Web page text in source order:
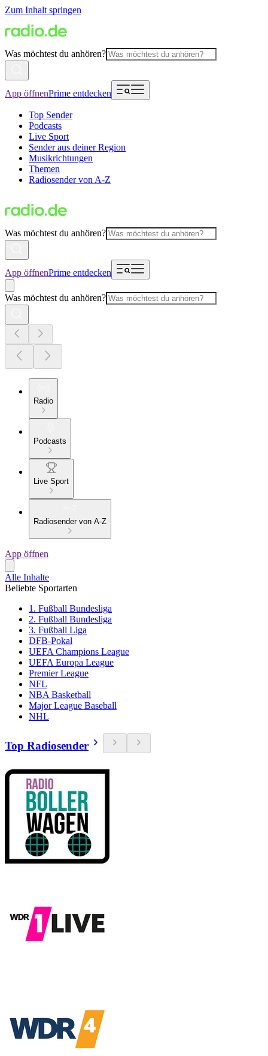
Zum Inhalt springen
Was möchtest du anhören?
App öffnenPrime entdecken
Top Sender
Podcasts
Live Sport
Sender aus deiner Region
Musikrichtungen
Themen
Radiosender von A-Z
Was möchtest du anhören?
App öffnenPrime entdecken
Was möchtest du anhören?
Radio
Podcasts
Live Sport
Radiosender von A-Z
App öffnen
Alle Inhalte
Beliebte Sportarten
1. Fußball Bundesliga
2. Fußball Bundesliga
3. Fußball Liga
DFB-Pokal
UEFA Champions League
UEFA Europa League
Premier League
NFL
NBA Basketball
Major League Baseball
NHL
Top Radiosender